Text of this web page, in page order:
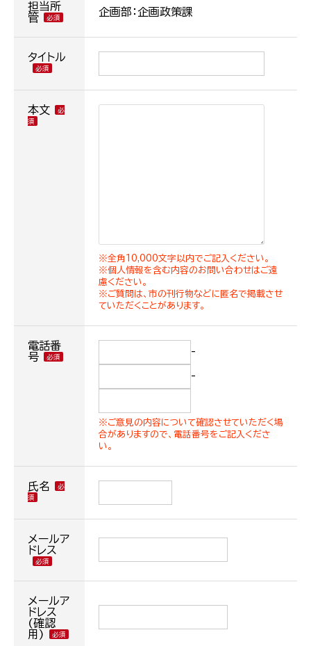
担当所
管
企画部：企画政策課
タイトル
本文
※全角10,000文字以内でご記入ください。
※個人情報を含む内容のお問い合わせはご遠
慮ください。
※ご質問は、市の刊行物などに匿名で掲載させ
ていただくことがあります。
電話番
号
-
-
※ご意見の内容について確認させていただく場
合がありますので、電話番号をご記入くださ
い。
氏名
メールア
ドレス
メールア
ドレス
(確認
用)